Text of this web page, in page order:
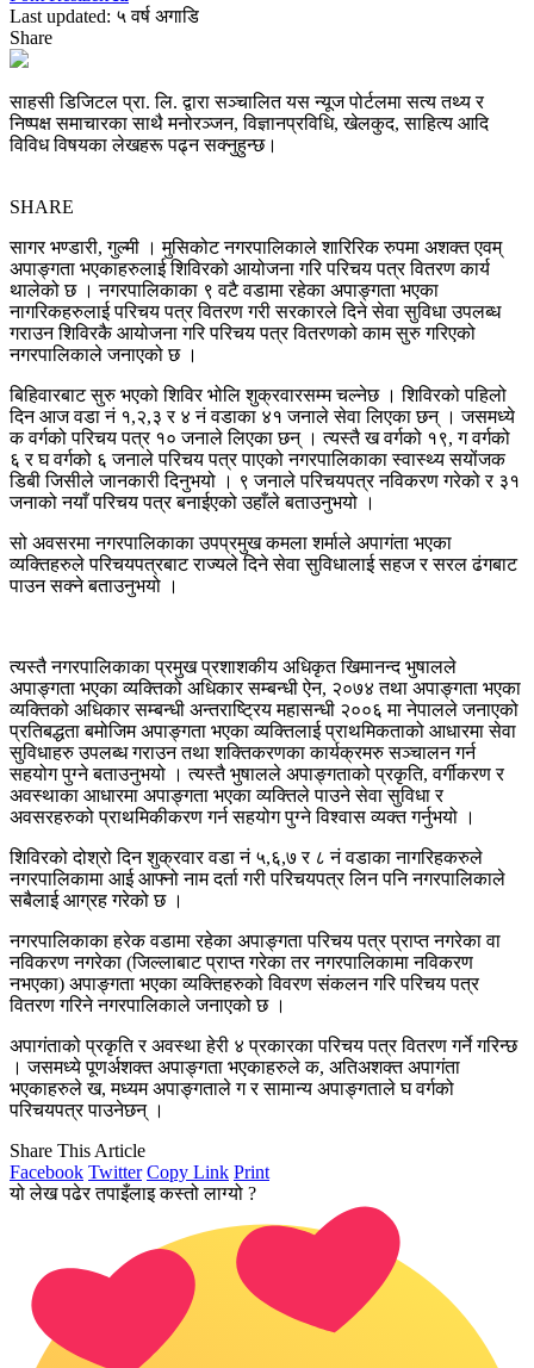
Last updated: ५ वर्ष अगाडि
Share
साहसी डिजिटल प्रा. लि. द्वारा सञ्चालित यस न्यूज पोर्टलमा सत्य तथ्य र
निष्पक्ष समाचारका साथै मनोरञ्जन, विज्ञानप्रविधि, खेलकुद, साहित्य आदि
विविध विषयका लेखहरू पढ्न सक्नुहुन्छ।
SHARE
सागर भण्डारी, गुल्मी । मुसिकोट नगरपालिकाले शारिरिक रुपमा अशक्त एवम्
अपाङ्गता भएकाहरुलाई शिविरको आयोजना गरि परिचय पत्र वितरण कार्य
थालेको छ । नगरपालिकाका ९ वटै वडामा रहेका अपाङ्गता भएका
नागरिकहरुलाई परिचय पत्र वितरण गरी सरकारले दिने सेवा सुविधा उपलब्ध
गराउन शिविरकै आयोजना गरि परिचय पत्र वितरणको काम सुरु गरिएको
नगरपालिकाले जनाएको छ ।
बिहिवारबाट सुरु भएको शिविर भोलि शुक्रवारसम्म चल्नेछ । शिविरको पहिलो
दिन आज वडा नं १,२,३ र ४ नं वडाका ४१ जनाले सेवा लिएका छन् । जसमध्ये
क वर्गको परिचय पत्र १० जनाले लिएका छन् । त्यस्तै ख वर्गको १९, ग वर्गको
६ र घ वर्गको ६ जनाले परिचय पत्र पाएको नगरपालिकाका स्वास्थ्य सयोंजक
डिबी जिसीले जानकारी दिनुभयो । ९ जनाले परिचयपत्र नविकरण गरेको र ३१
जनाको नयाँ परिचय पत्र बनाईएको उहाँले बताउनुभयो ।
सो अवसरमा नगरपालिकाका उपप्रमुख कमला शर्माले अपागंता भएका
व्यक्तिहरुले परिचयपत्रबाट राज्यले दिने सेवा सुविधालाई सहज र सरल ढंगबाट
पाउन सक्ने बताउनुभयो ।
त्यस्तै नगरपालिकाका प्रमुख प्रशाशकीय अधिकृत खिमानन्द भुषालले
अपाङ्गता भएका व्यक्तिको अधिकार सम्बन्धी ऐन, २०७४ तथा अपाङ्गता भएका
व्यक्तिको अधिकार सम्बन्धी अन्तराष्ट्रिय महासन्धी २००६ मा नेपालले जनाएको
प्रतिबद्धता बमोजिम अपाङ्गता भएका व्यक्तिलाई प्राथमिकताको आधारमा सेवा
सुविधाहरु उपलब्ध गराउन तथा शक्तिकरणका कार्यक्रमरु सञ्चालन गर्न
सहयोग पुग्ने बताउनुभयो । त्यस्तै भुषालले अपाङ्गताको प्रकृति, वर्गीकरण र
अवस्थाका आधारमा अपाङ्गता भएका व्यक्तिले पाउने सेवा सुविधा र
अवसरहरुको प्राथमिकीकरण गर्न सहयोग पुग्ने विश्वास व्यक्त गर्नुभयो ।
शिविरको दोश्रो दिन शुक्रवार वडा नं ५,६,७ र ८ नं वडाका नागरिहकरुले
नगरपालिकामा आई आफ्नो नाम दर्ता गरी परिचयपत्र लिन पनि नगरपालिकाले
सबैलाई आग्रह गरेको छ ।
नगरपालिकाका हरेक वडामा रहेका अपाङ्गता परिचय पत्र प्राप्त नगरेका वा
नविकरण नगरेका (जिल्लाबाट प्राप्त गरेका तर नगरपालिकामा नविकरण
नभएका) अपाङ्गता भएका व्यक्तिहरुको विवरण संकलन गरि परिचय पत्र
वितरण गरिने नगरपालिकाले जनाएको छ ।
अपागंताको प्रकृति र अवस्था हेरी ४ प्रकारका परिचय पत्र वितरण गर्ने गरिन्छ
। जसमध्ये पूणर्अशक्त अपाङ्गता भएकाहरुले क, अतिअशक्त अपागंता
भएकाहरुले ख, मध्यम अपाङ्गताले ग र सामान्य अपाङ्गताले घ वर्गको
परिचयपत्र पाउनेछन् ।
Share This Article
Facebook Twitter Copy Link Print
यो लेख पढेर तपाइँलाइ कस्तो लाग्यो ?